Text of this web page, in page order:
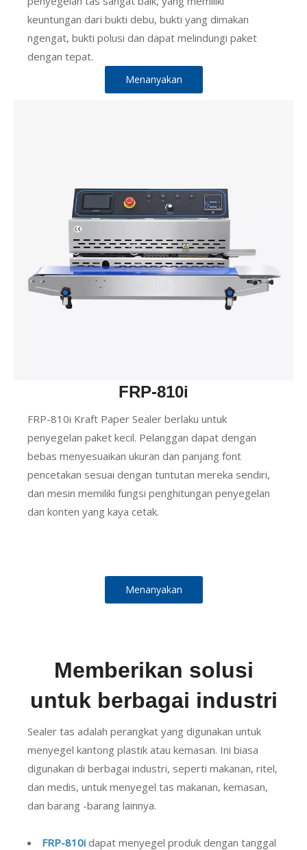
keuntungan dari bukti debu, bukti yang dimakan
ngengat, bukti polusi dan dapat melindungi paket
dengan tepat.
Menanyakan
FRP-810i
FRP-810i Kraft Paper Sealer berlaku untuk
penyegelan paket kecil. Pelanggan dapat dengan
bebas menyesuaikan ukuran dan panjang font
pencetakan sesuai dengan tuntutan mereka sendiri,
dan mesin memiliki fungsi penghitungan penyegelan
dan konten yang kaya cetak.
Menanyakan
Memberikan solusi
untuk berbagai industri
Sealer tas adalah perangkat yang digunakan untuk
menyegel kantong plastik atau kemasan. Ini biasa
digunakan di berbagai industri, seperti makanan, ritel,
dan medis, untuk menyegel tas makanan, kemasan,
dan barang -barang lainnya.
FRP-810i dapat menyegel produk dengan tanggal